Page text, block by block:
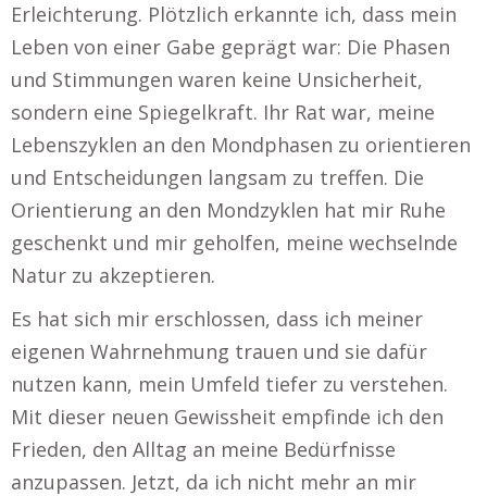
Erleichterung. Plötzlich erkannte ich, dass mein
Leben von einer Gabe geprägt war: Die Phasen
und Stimmungen waren keine Unsicherheit,
sondern eine Spiegelkraft. Ihr Rat war, meine
Lebenszyklen an den Mondphasen zu orientieren
und Entscheidungen langsam zu treffen. Die
Orientierung an den Mondzyklen hat mir Ruhe
geschenkt und mir geholfen, meine wechselnde
Natur zu akzeptieren.
Es hat sich mir erschlossen, dass ich meiner
eigenen Wahrnehmung trauen und sie dafür
nutzen kann, mein Umfeld tiefer zu verstehen.
Mit dieser neuen Gewissheit empfinde ich den
Frieden, den Alltag an meine Bedürfnisse
anzupassen. Jetzt, da ich nicht mehr an mir